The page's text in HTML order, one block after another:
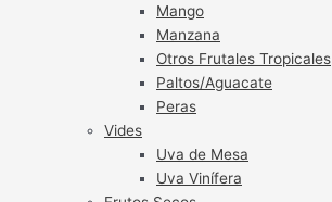
Mango
Manzana
Otros Frutales Tropicales
Paltos/Aguacate
Peras
Vides
Uva de Mesa
Uva Vinífera